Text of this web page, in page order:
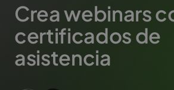
Crea webinars
certificados de
asistencia